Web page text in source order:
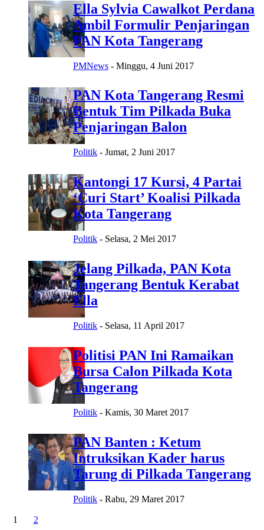
Ella Sylvia Cawalkot Perdana
Ambil Formulir Penjaringan
PAN Kota Tangerang
PMNews - Minggu, 4 Juni 2017
PAN Kota Tangerang Resmi
Bentuk Tim Pilkada Buka
Penjaringan Balon
Politik - Jumat, 2 Juni 2017
Kantongi 17 Kursi, 4 Partai
‘Curi Start’ Koalisi Pilkada
Kota Tangerang
Politik - Selasa, 2 Mei 2017
Jelang Pilkada, PAN Kota
Tangerang Bentuk Kerabat
Ella
Politik - Selasa, 11 April 2017
Politisi PAN Ini Ramaikan
Bursa Calon Pilkada Kota
Tangerang
Politik - Kamis, 30 Maret 2017
PAN Banten : Ketum
Intruksikan Kader harus
Tarung di Pilkada Tangerang
Politik - Rabu, 29 Maret 2017
1 2